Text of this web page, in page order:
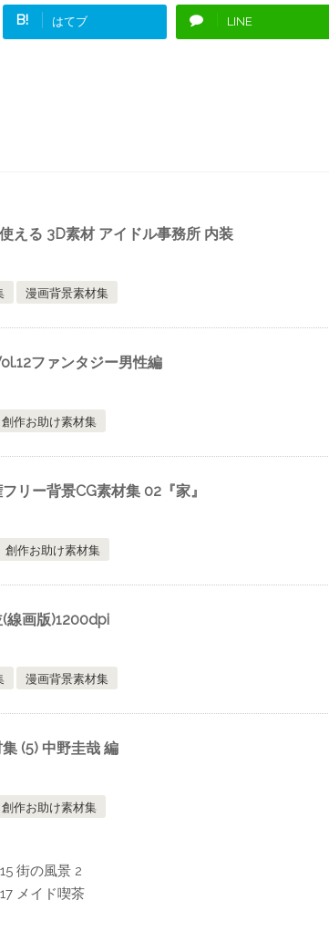
B! はてブ LINE
える 3D素材 アイドル事務所 内装
漫画背景素材集
ファンタジー男性編
創作お助け素材集
リー背景CG素材集 02『家』
創作お助け素材集
線画版)1200dpi
漫画背景素材集
(5) 中野圭哉 編
創作お助け素材集
街の風景 2
メイド喫茶